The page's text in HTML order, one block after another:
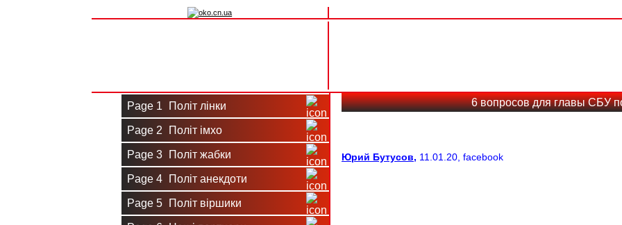
Page 1 Політ лінки
Page 2 Політ імхо
Page 3 Політ жабки
Page 4 Політ анекдоти
Page 5 Політ віршики
6 вопросов для главы СБУ
Юрий Бутусов, 11.01.20, facebook